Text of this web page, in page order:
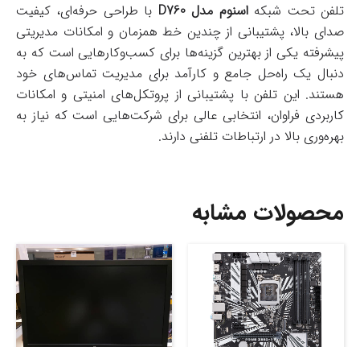
تلفن تحت شبکهاسنوم مدل D760
با طراحی حرفه‌ای، کیفیت
صدای بالا، پشتیبانی از چندین خط همزمان و امکانات مدیریتی
پیشرفته یکی از بهترین گزینه‌ها برای کسب‌وکارهایی است که به
دنبال یک راه‌حل جامع و کارآمد برای مدیریت تماس‌های خود
هستند. این تلفن با پشتیبانی از پروتکل‌های امنیتی و امکانات
کاربردی فراوان، انتخابی عالی برای شرکت‌هایی است که نیاز به
بهره‌وری بالا در ارتباطات تلفنی دارند.
محصولات مشابه